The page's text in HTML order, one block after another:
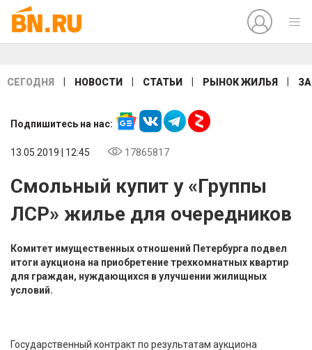
СЕГОДНЯ НОВОСТИ СТАТЬИ РЫНОК ЖИЛЬЯ
Подпишитесь на нас:
13.05.2019 | 12:45 17865817
Смольный купит у «Группы
ЛСР» жилье для очередников
Комитет имущественных отношений Петербурга подвел
итоги аукциона на приобретение трехкомнатных квартир
для граждан, нуждающихся в улучшении жилищных
условий.
Государственный контракт по результатам аукциона